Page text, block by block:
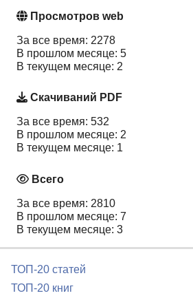
Просмотров web
За все время: 2278
В прошлом месяце: 5
В текущем месяце: 2
Скачиваний PDF
За все время: 532
В прошлом месяце: 2
В текущем месяце: 1
Всего
За все время: 2810
В прошлом месяце: 7
В текущем месяце: 3
ТОП-20 статей
ТОП-20 книг